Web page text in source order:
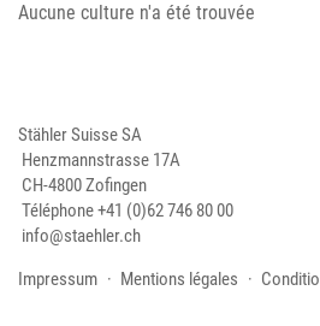
Aucune culture n'a été trouvée
Stähler Suisse SA
Henzmannstrasse 17A
CH-4800 Zofingen
Téléphone+41 (0)62 746 80 00
info@staehler.ch
Impressum
Mentions légales